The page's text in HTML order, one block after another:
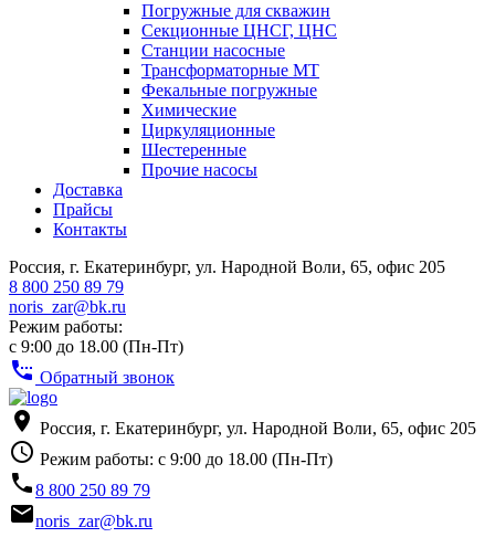
Погружные для скважин
Секционные ЦНСГ, ЦНС
Станции насосные
Трансформаторные МТ
Фекальные погружные
Химические
Циркуляционные
Шестеренные
Прочие насосы
Доставка
Прайсы
Контакты
Россия, г. Екатеринбург, ул. Народной Воли, 65, офис 205
8 800 250 89 79
noris_zar@bk.ru
Режим работы:
с 9:00 до 18.00 (Пн-Пт)
settings_phone Обратный звонок
place Россия, г. Екатеринбург, ул. Народной Воли, 65, офис 205
access_time Режим работы: с 9:00 до 18.00 (Пн-Пт)
phone8 800 250 89 79
emailnoris_zar@bk.ru